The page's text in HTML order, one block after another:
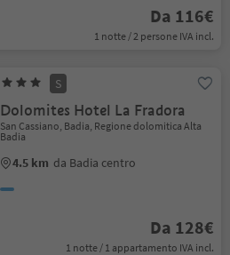
Da 116€
1 notte / 2 persone IVA incl.
S
Dolomites Hotel La Fradora
San Cassiano, Badia, Regione dolomitica Alta
Badia
4.5 km da Badia centro
Da 128€
1 notte / 1 appartamento IVA incl.